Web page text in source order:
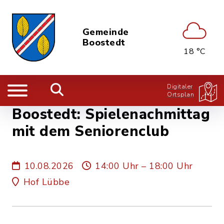
Gemeinde
Boostedt
18 °C
Digitaler
Ortsplan
Boostedt: Spielenachmittag
mit dem Seniorenclub
10.08.2026
14:00 Uhr – 18:00 Uhr
Hof Lübbe